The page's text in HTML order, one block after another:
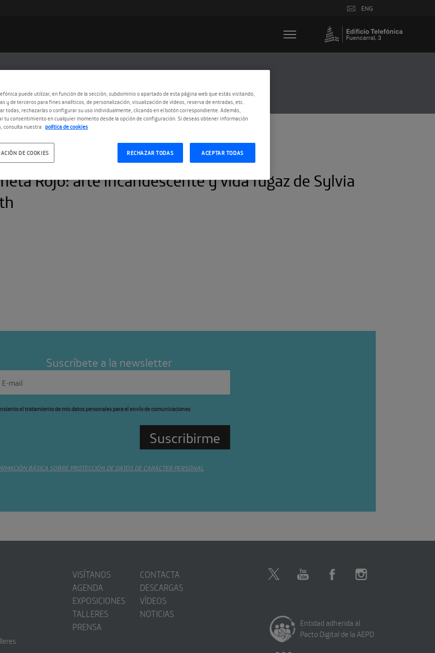
ENG
Rojo: arte incandescente y vida fugaz de Sylvia
Suscríbete a la newsletter
el tratamiento de mis datos personales para el envío de comunicaciones
BÁSICA SOBRE PROTECCIÓN DE DATOS DE CARÁCTER PERSONAL
VISÍTANOS
AGENDA
EXPOSICIONES
TALLERES
PRENSA
CONTACTA
DESCARGAS
VÍDEOS
NOTICIAS
Entidad adherida al
Pacto Digital de la AEPD
puede utilizar, en función de la sección, subdominio o apartado de esta página web que estás visitando,
y de terceros para fines analíticos, de personalización, visualización de vídeos, reserva de entradas, etc.
todas, rechazarlas o configurar su uso individualmente, clicando en el botón correspondiente. Además,
tu consentimiento en cualquier momento desde la opción de configuración. Si deseas obtener información
consulta nuestra política de cookies
RECHAZAR TODAS ACEPTAR TODAS
DE COOKIES